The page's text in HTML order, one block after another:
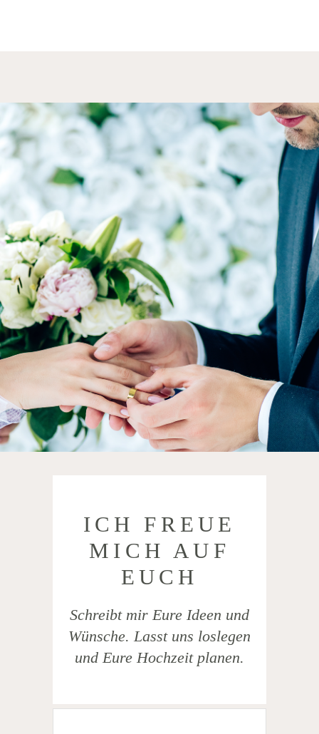
ICH FREUE
MICH AUF
EUCH
Schreibt mir Eure Ideen und
Wünsche. Lasst uns loslegen
und Eure Hochzeit planen.